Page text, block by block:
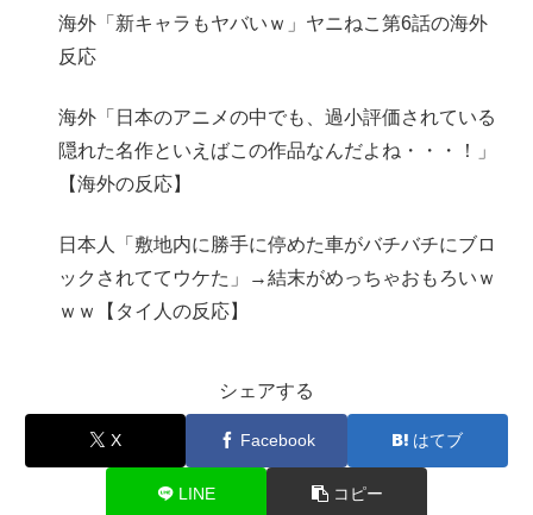
海外「新キャラもヤバいｗ」ヤニねこ第6話の海外
反応
海外「日本のアニメの中でも、過小評価されている
隠れた名作といえばこの作品なんだよね・・・！」
【海外の反応】
日本人「敷地内に勝手に停めた車がバチバチにブロ
ックされててウケた」→結末がめっちゃおもろいｗ
ｗｗ【タイ人の反応】
シェアする
X Facebook はてブ
LINE コピー